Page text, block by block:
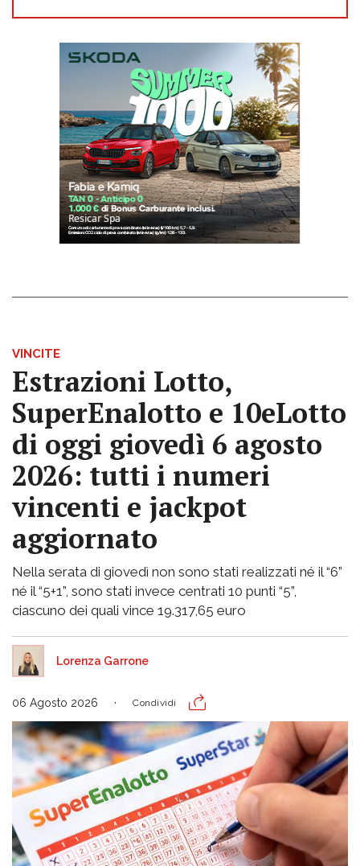
VINCITE
Estrazioni Lotto,
SuperEnalotto e 10eLotto
di oggi giovedì 6 agosto
2026: tutti i numeri
vincenti e jackpot
aggiornato
Nella serata di giovedì non sono stati realizzati né il “6”
né il “5+1”, sono stati invece centrati 10 punti “5”,
ciascuno dei quali vince 19.317,65 euro
Lorenza Garrone
06 Agosto 2026 Condividi